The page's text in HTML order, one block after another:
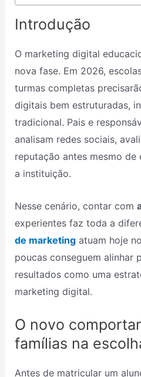
Introdução
O marketing digital
nova fase. Em 2026,
turmas completas
digitais bem estruturadas,
tradicional. Pais e
analisam redes sociais,
reputação antes mesmo
a instituição.
Nesse cenário, contar com
experientes faz toda a
de marketingatuam hoje
poucas conseguem alinhar
resultados como uma
marketing digital.
O novo
famílias na
Antes de matricular um